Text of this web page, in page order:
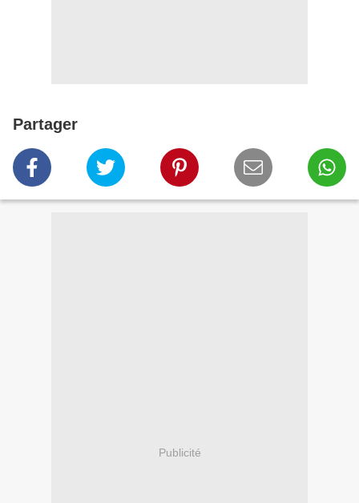
Partager
Publicité